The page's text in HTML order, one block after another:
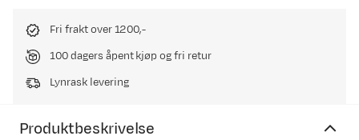
Fri frakt over 1200,-
100 dagers åpent kjøp og fri retur
Lynrask levering
Produktbeskrivelse